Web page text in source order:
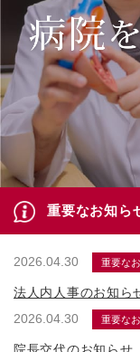
重要なお知ら
2026.04.30 重要な
法人内人事のお知ら
2026.04.30
重要な